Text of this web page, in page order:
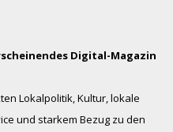
Digital-Magazin
Lokalpolitik, Kultur, lokale
und starkem Bezug zu den